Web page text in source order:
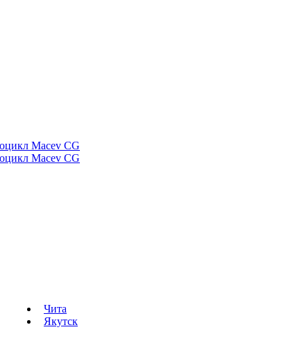
Чита
Якутск